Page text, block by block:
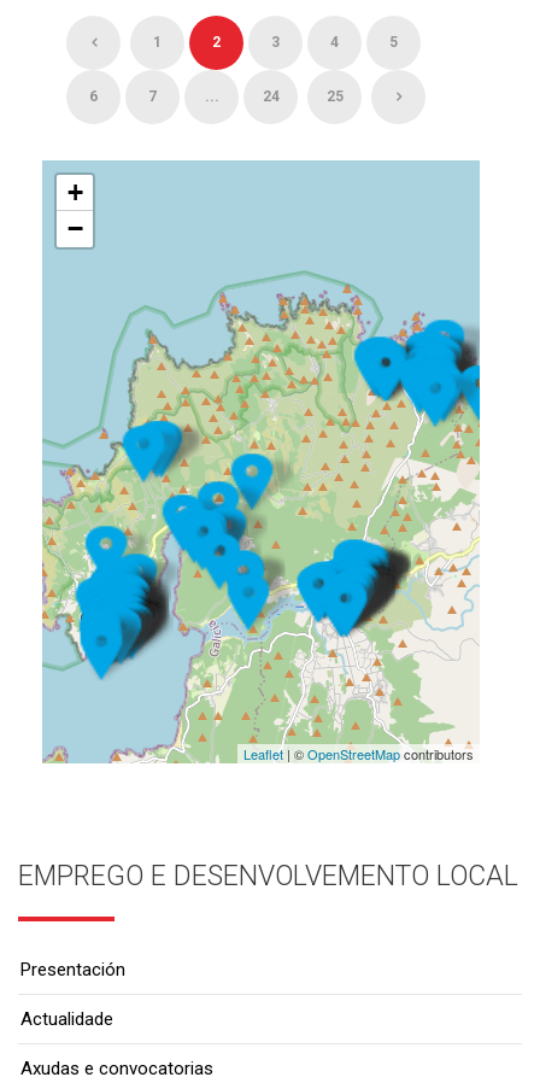
1 2 3 4 5
6 7 ... 24 25
+
−
Leaflet| ©OpenStreetMapcontributors
EMPREGO E DESENVOLVEMENTO LOCAL
Presentación
Actualidade
Axudas e convocatorias